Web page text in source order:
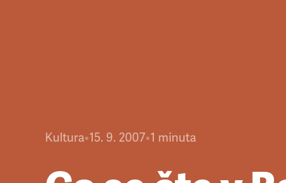
Kultura•15. 9. 2007•1 minuta